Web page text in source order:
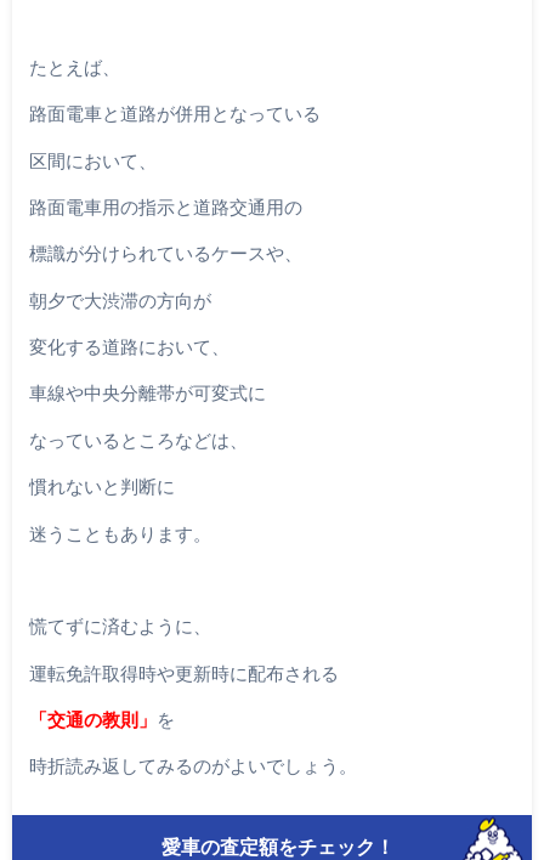
たとえば、
路面電車と道路が併用となっている
区間において、
路面電車用の指示と道路交通用の
標識が分けられているケースや、
朝夕で大渋滞の方向が
変化する道路において、
車線や中央分離帯が可変式に
なっているところなどは、
慣れないと判断に
迷うこともあります。
慌てずに済むように、
運転免許取得時や更新時に配布される
「交通の教則」 を
時折読み返してみるのがよいでしょう。
愛車の査定額をチェック！